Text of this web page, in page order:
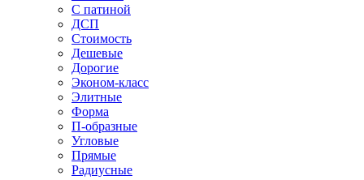
С патиной
ДСП
Стоимость
Дешевые
Дорогие
Эконом-класс
Элитные
Форма
П-образные
Угловые
Прямые
Радиусные